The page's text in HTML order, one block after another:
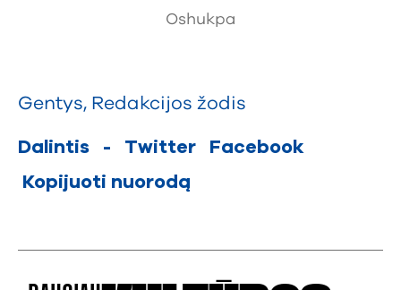
Oshukpa
Gentys, Redakcijos žodis
Dalintis - Twitter
Facebook
Kopijuoti nuorodą